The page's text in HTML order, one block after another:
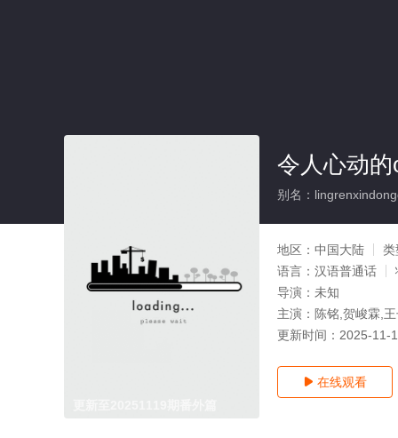
令人心动
别名：
地区： 中国大陆
类
语言： 汉语普通话
导演： 未知
主演： 陈铭,贺峻霖,
更新时间： 2025-11-
 在线观看